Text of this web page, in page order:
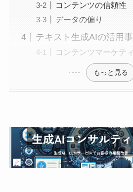
コンテンツの信頼性
データの偏り
テキスト生成AIの活用事
コンテンツマーケテ
もっと見る